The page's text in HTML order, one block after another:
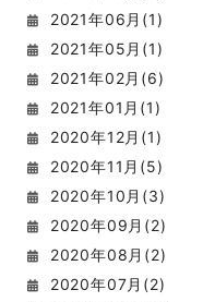
2021年06 月(1)
2021年05 月(1)
2021年02月(6)
2021年01 月(1)
2020年12月(1)
2020年11 月(5)
2020年10 月(3)
2020年09 月(2)
2020年08 月(2)
2020年07月(2)